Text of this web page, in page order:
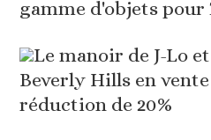
gamme d'objets pour
Le manoir de J-Lo
Beverly Hills en
réduction de 20%